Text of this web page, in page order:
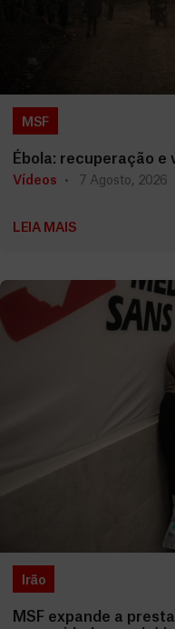
MSF
Ébola: recuperação e
Vídeos 7 Agosto, 2026
LEIA MAIS
Irão
MSF expande a